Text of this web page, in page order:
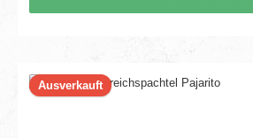
Ausverkauft